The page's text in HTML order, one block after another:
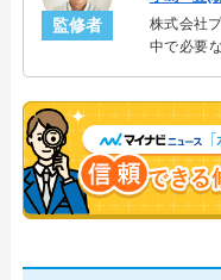
監修者
株式会社
中で必要
決。多く
ャリスト。